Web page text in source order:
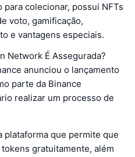
para colecionar, possui NFTs
voto, gamificação,
e vantagens especiais.
Network É Assegurada?
anunciou o lançamento
parte da Binance
realizar um processo de
plataforma que permite que
gratuitamente, além